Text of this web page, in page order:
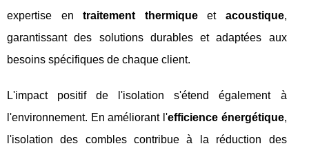
expertise entraitement thermiqueet acoustique,
garantissant des solutions durables et adaptées aux
besoins spécifiques de chaque client.
L'impact positif de l'isolation s'étend également à
l'environnement. En améliorant l'efficience énergétique,
l'isolation des combles contribue à la réduction des